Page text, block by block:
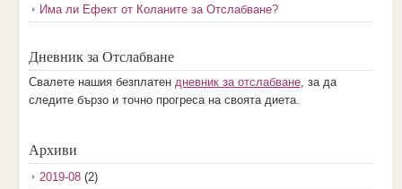
Има ли Ефект от Коланите за Отслабване?
Дневник за Отслабване
Свалете нашия безплатен дневник за отслабване, за да
следите бързо и точно прогреса на своята диета.
Архиви
2019-08(2)